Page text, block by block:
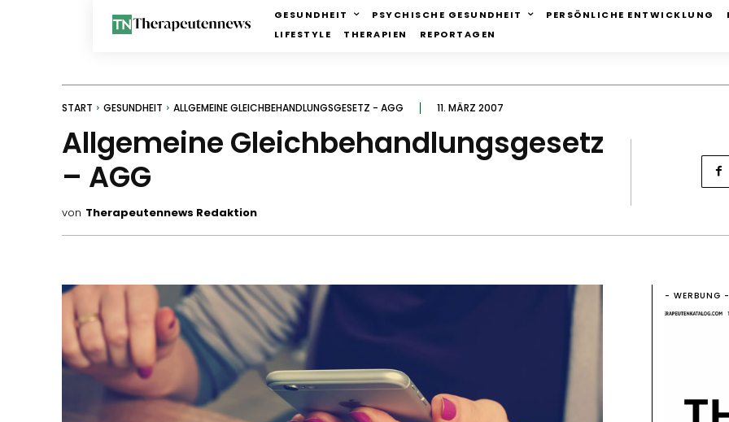
GESUNDHEIT PSYCHISCHE GESUNDHEIT PERSÖNLICHE ENTWICKLUNG
LIFESTYLE
THERAPIEN REPORTAGEN
START GESUNDHEIT ALLGEMEINE GLEICHBEHANDLUNGSGESETZ - AGG 11. MÄRZ 2007
Allgemeine Gleichbehandlungsgesetz
– AGG
von Therapeutennews Redaktion
- WERBUNG